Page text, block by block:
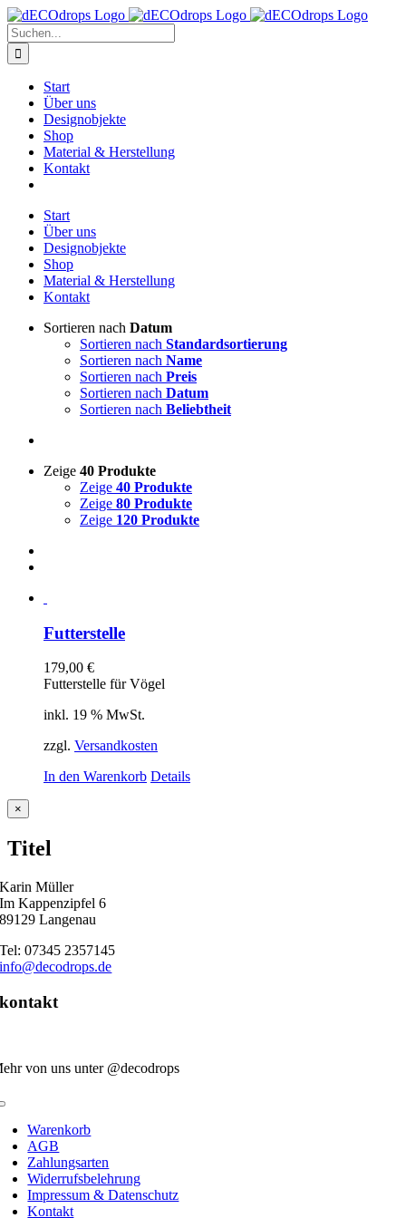
Zum
Inhalt
springen
Suche
nach:
Start
Über uns
Designobjekte
Shop
Material & Herstellung
Kontakt
Start
Über uns
Designobjekte
Shop
Material & Herstellung
Kontakt
Sortieren nach Datum
Sortieren nach Standardsortierung
Sortieren nach Name
Sortieren nach Preis
Sortieren nach Datum
Sortieren nach Beliebtheit
Zeige 40 Produkte
Zeige 40 Produkte
Zeige 80 Produkte
Zeige 120 Produkte
Futterstelle
179,00 €
Futterstelle für Vögel
inkl. 19 % MwSt.
zzgl. Versandkosten
In den Warenkorb Details
Close
product
view
×
Titel
Karin Müller
Im Kappenzipfel 6
89129 Langenau
Tel: 07345 2357145
info@decodrops.de
kontakt
von uns unter @decodrops
Warenkorb
AGB
Zahlungsarten
Widerrufsbelehrung
Impressum & Datenschutz
Kontakt